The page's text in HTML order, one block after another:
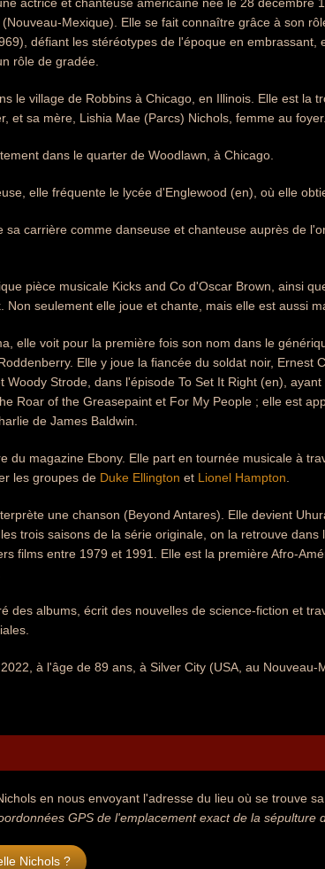
Mexique). Elle se fait connaître grâce à son
défiant les stéréotypes de l'époque en embrassant,
rôle de gradée.
le village de Robbins à Chicago, en Illinois. Elle est la
et sa mère, Lishia Mae (Parcs) Nichols, femme au foyer.
dans le quarter de Woodlawn, à Chicago.
elle fréquente le lycée d'Englewood (en), où elle
sa carrière comme danseuse et chanteuse auprès de
pièce musicale Kicks and Co d'Oscar Brown, ainsi
seulement elle joue et chante, mais elle est aussi
elle voit pour la première fois son nom dans le
Elle y joue la fiancée du soldat noir, Ernest
Woody Strode, dans l'épisode To Set It Right (en),
Roar of the Greasepaint et For My People ; elle est
de James Baldwin.
du magazine Ebony. Elle part en tournée musicale à
les groupes de Duke Ellington et Lionel Hampton
une chanson (Beyond Antares). Elle devient
trois saisons de la série originale, on la retrouve dans
films entre 1979 et 1991. Elle est la première Afro-
des albums, écrit des nouvelles de science-fiction et
à l'âge de 89 ans, à Silver City (USA, au Nouveau-
en nous envoyant l'adresse du lieu où se trouve
GPS de l'emplacement exact de la sépulture
Nichols ?